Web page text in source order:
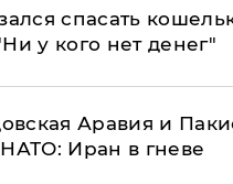
спасать
у кого нет денег"
Аравия и
Иран в гневе